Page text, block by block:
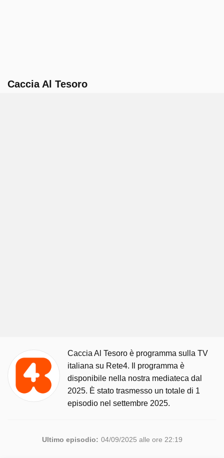
Caccia Al Tesoro
Caccia Al Tesoro è programma sulla TV
italiana su Rete4. Il programma è
disponibile nella nostra mediateca dal
2025. È stato trasmesso un totale di 1
episodio nel settembre 2025.
Ultimo episodio: 04/09/2025 alle ore 22:19